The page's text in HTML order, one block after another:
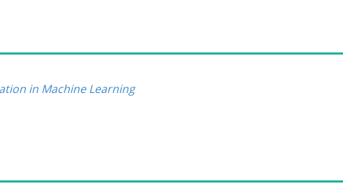
in Machine Learning